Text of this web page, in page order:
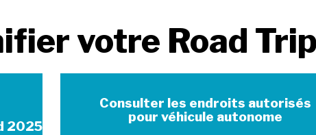
votre Road
2025
Consulter les endroits autorisés
pour véhicule autonome